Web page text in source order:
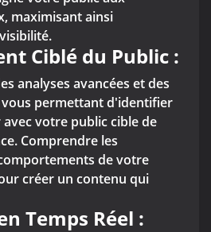
maximisant ainsi
Ciblé du Public :
analyses avancées et des
permettant d'identifier
votre public cible de
Comprendre les
de votre
créer un contenu qui
Temps Réel :